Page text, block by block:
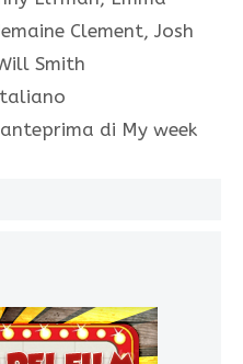
Clement, Josh
Smith
di My week